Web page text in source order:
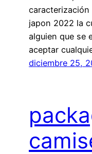
caracterización
japon 2022 la
alguien que se
aceptar
diciembre 25,